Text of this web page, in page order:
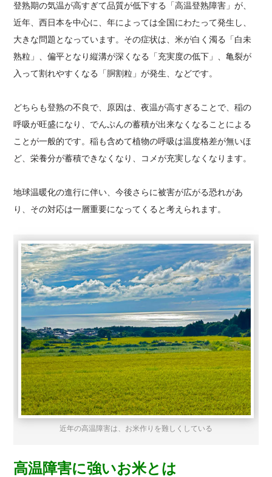
登熟期の気温が高すぎて品質が低下する「高温登熟障害」が、
近年、西日本を中心に、年によっては全国にわたって発生し、
大きな問題となっています。その症状は、米が白く濁る「白未
熟粒」、偏平となり縦溝が深くなる「充実度の低下」、亀裂が
入って割れやすくなる「胴割粒」が発生、などです。
どちらも登熟の不良で、原因は、夜温が高すぎることで、稲の
呼吸が旺盛になり、でんぷんの蓄積が出来なくなることによる
ことが一般的です。稲も含めて植物の呼吸は温度格差が無いほ
ど、栄養分が蓄積できなくなり、コメが充実しなくなります。
地球温暖化の進行に伴い、今後さらに被害が広がる恐れがあ
り、その対応は一層重要になってくると考えられます。
近年の高温障害は、お米作りを難しくしている
高温障害に強いお米とは